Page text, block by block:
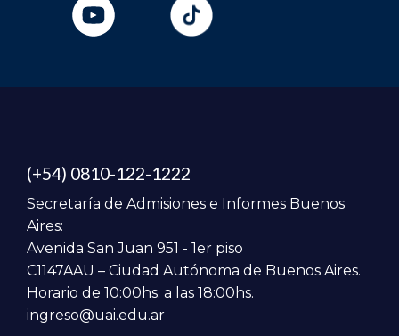
(+54) 0810-122-1222
Secretaría de Admisiones e Informes Buenos
Aires:
Avenida San Juan 951 - 1er piso
C1147AAU – Ciudad Autónoma de Buenos Aires.
Horario de 10:00hs. a las 18:00hs.
ingreso@uai.edu.ar